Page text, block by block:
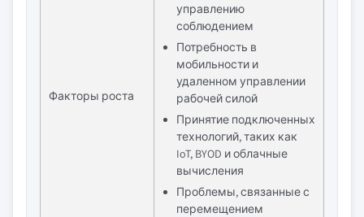
Факторы роста
управлению
соблюдением
Потребность в
мобильности и
удаленном управлении
рабочей силой
Принятие подключенных
технологий, таких как
IoT, BYOD и облачные
вычисления
Проблемы, связанные с
перемещением